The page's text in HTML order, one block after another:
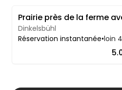
Image 1 of 5
Dinkelsbühl
Réservation instantanée•loin